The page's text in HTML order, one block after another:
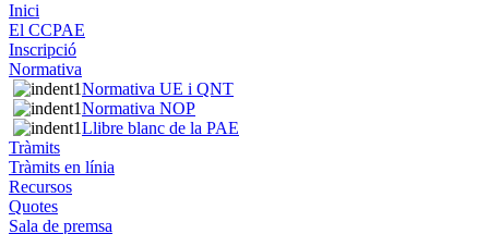
Inici
El CCPAE
Inscripció
Normativa
Normativa UE i QNT
Normativa NOP
Llibre blanc de la PAE
Tràmits
Tràmits en línia
Recursos
Quotes
Sala de premsa